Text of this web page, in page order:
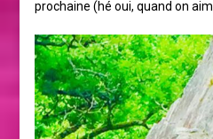
prochaine (hé oui, quand on